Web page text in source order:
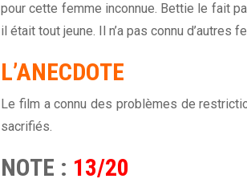
pour cette femme inconnue. Bettie le fait
il était tout jeune. Il n’a pas connu d’autres
L’ANECDOTE
Le film a connu des problèmes de
sacrifiés.
NOTE : 13/20